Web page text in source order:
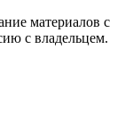
материалов с
с владельцем.